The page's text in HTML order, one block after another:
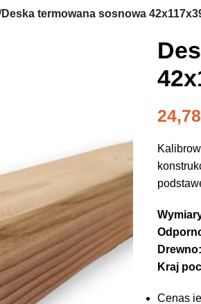
Deska termowana sosnowa
24,78
Drewno:
Kraj
Cenas